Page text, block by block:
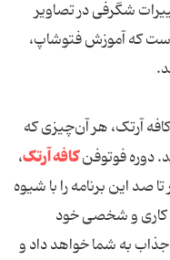
شگرفی در تصاویر
که آموزش فتوشاپ،
آرتک، هر آ‌ن‌چیزی که
دوره فوتوفنکافه آرتک،
صد این برنامه را با شیوه
کاری و شخصی خود
به شما خواهد داد و